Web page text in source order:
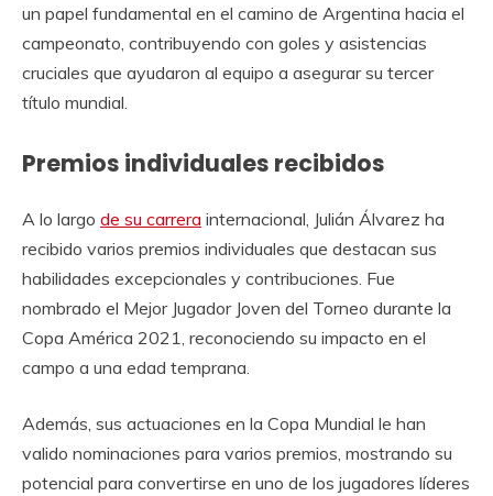
un papel fundamental en el camino de Argentina hacia el
campeonato, contribuyendo con goles y asistencias
cruciales que ayudaron al equipo a asegurar su tercer
título mundial.
Premios individuales recibidos
A lo largo de su carrera internacional, Julián Álvarez ha
recibido varios premios individuales que destacan sus
habilidades excepcionales y contribuciones. Fue
nombrado el Mejor Jugador Joven del Torneo durante la
Copa América 2021, reconociendo su impacto en el
campo a una edad temprana.
Además, sus actuaciones en la Copa Mundial le han
valido nominaciones para varios premios, mostrando su
potencial para convertirse en uno de los jugadores líderes